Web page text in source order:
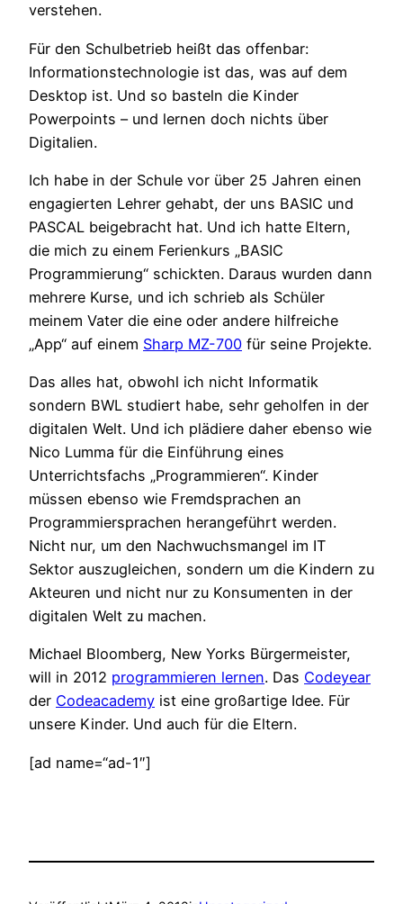
verstehen.
Für den Schulbetrieb heißt das offenbar:
Informationstechnologie ist das, was auf dem
Desktop ist. Und so basteln die Kinder
Powerpoints – und lernen doch nichts über
Digitalien.
Ich habe in der Schule vor über 25 Jahren einen
engagierten Lehrer gehabt, der uns BASIC und
PASCAL beigebracht hat. Und ich hatte Eltern,
die mich zu einem Ferienkurs „BASIC
Programmierung“ schickten. Daraus wurden dann
mehrere Kurse, und ich schrieb als Schüler
meinem Vater die eine oder andere hilfreiche
„App“ auf einem Sharp MZ-700 für seine Projekte.
Das alles hat, obwohl ich nicht Informatik
sondern BWL studiert habe, sehr geholfen in der
digitalen Welt. Und ich plädiere daher ebenso wie
Nico Lumma für die Einführung eines
Unterrichtsfachs „Programmieren“. Kinder
müssen ebenso wie Fremdsprachen an
Programmiersprachen herangeführt werden.
Nicht nur, um den Nachwuchsmangel im IT
Sektor auszugleichen, sondern um die Kindern zu
Akteuren und nicht nur zu Konsumenten in der
digitalen Welt zu machen.
Michael Bloomberg, New Yorks Bürgermeister,
will in 2012 programmieren lernen. Das Codeyear
der Codeacademy ist eine großartige Idee. Für
unsere Kinder. Und auch für die Eltern.
[ad name=“ad-1″]